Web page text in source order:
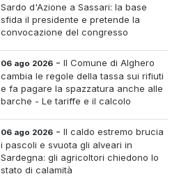
Sardo d'Azione a Sassari: la base
sfida il presidente e pretende la
convocazione del congresso
06 ago 2026 -Il Comune di Alghero
cambia le regole della tassa sui rifiuti
e fa pagare la spazzatura anche alle
barche - Le tariffe e il calcolo
06 ago 2026 -Il caldo estremo brucia
i pascoli e svuota gli alveari in
Sardegna: gli agricoltori chiedono lo
stato di calamità